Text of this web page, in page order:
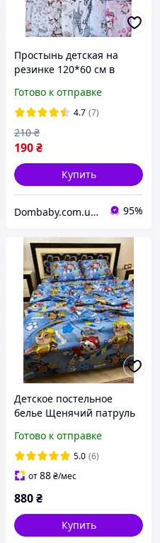
Простынь детская на
резинке 120*60 см в
Готово к отправке
4.7 (7)
190₴
210 ₴
Купить
Dombaby.com.ua - интернет магазин детских товаров 95%
Детское постельное
белье Щенячий патруль
100% хлопок
Готово к отправке
5.0 (6)
от88₴/мес
880₴
Купить